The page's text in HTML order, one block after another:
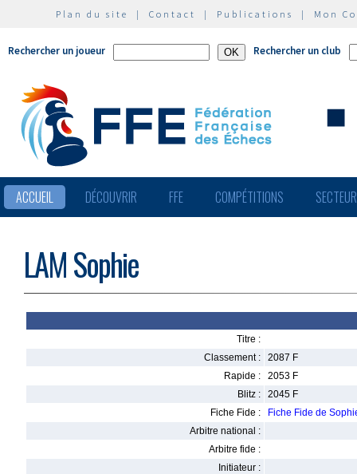
Plan du site | Contact | Publications | Mon
Rechercher un joueur Rechercher un club
ACCUEIL DÉCOUVRIR FFE COMPÉTITIONS
LAM Sophie
Titre :
Classement :
2087 F
Rapide :
2053 F
Blitz :
2045 F
Fiche Fide :
Fiche Fide de
Arbitre national :
Arbitre fide :
Initiateur :